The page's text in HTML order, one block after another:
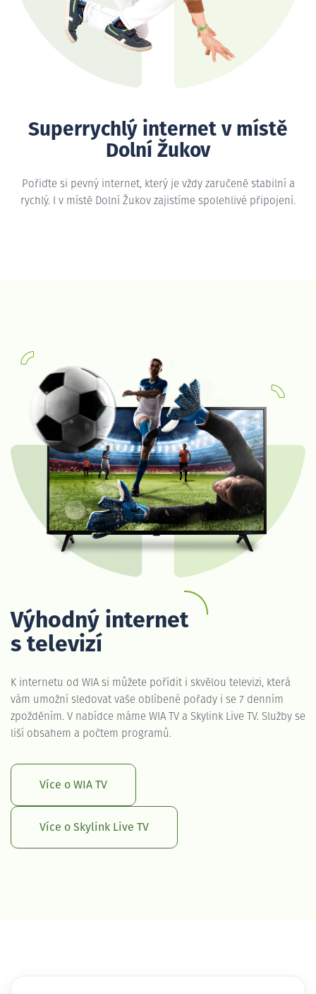
Superrychlý internet v místě
Dolní Žukov
Pořiďte si pevný internet, který je vždy zaručeně stabilní a
rychlý. I v místě Dolní Žukov zajistíme spolehlivé připojení.
Výhodný internet
s televizí
K internetu od WIA si můžete pořídit i skvělou televizi, která
vám umožní sledovat vaše oblíbené pořady i se 7 denním
zpožděním. V nabídce máme WIA TV a Skylink Live TV. Služby se
liší obsahem a počtem programů.
Více o WIA TV
Více o Skylink Live TV